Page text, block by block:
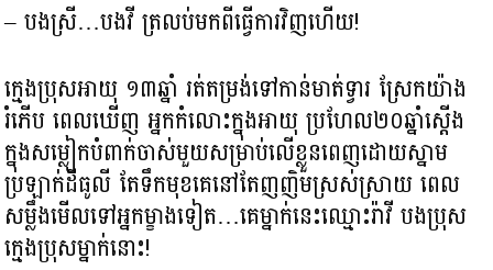
– បងស្រី…បងវី ត្រលប់មកពីធ្វើការវិញហើយ!
ក្មេងប្រុសអាយុ ១៣ឆ្នាំ រត់តម្រង់ទៅកាន់មាត់ទ្វារ ស្រែកយ៉ាង
រំភើប ពេលឃើញ អ្នកកំលោះក្នុងអាយុ ប្រហែល២០ឆ្នាំស្ដើង
ក្នុងសម្លៀកបំពាក់ចាស់មួយសម្រាប់លើខ្លួនពេញដោយស្នាម
ប្រឡាក់ដីធូលី តែទឹកមុខគេនៅតែញញិមស្រស់ស្រាយ ពេល
សម្លឹងមើលទៅអ្នកម្ខាងទៀត…គេម្នាក់នេះឈ្មោះរ៉ាវី បងប្រុស
ក្មេងប្រុសម្នាក់នោះ!